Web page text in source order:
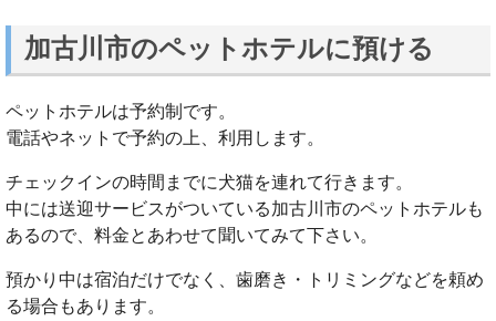
加古川市のペットホテルに預ける
ペットホテルは予約制です。
電話やネットで予約の上、利用します。
チェックインの時間までに犬猫を連れて行きます。
中には送迎サービスがついている加古川市のペットホテルも
あるので、料金とあわせて聞いてみて下さい。
預かり中は宿泊だけでなく、歯磨き・トリミングなどを頼め
る場合もあります。